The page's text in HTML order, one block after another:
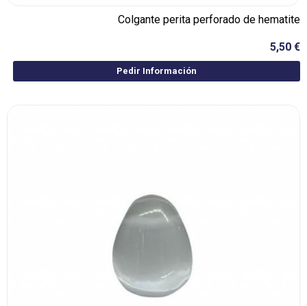
Colgante perita perforado de hematite
5,50 €
Pedir Información